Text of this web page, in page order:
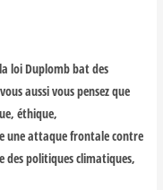
loi Duplomb bat des
aussi vous pensez que
éthique,
une attaque frontale contre
des politiques climatiques,